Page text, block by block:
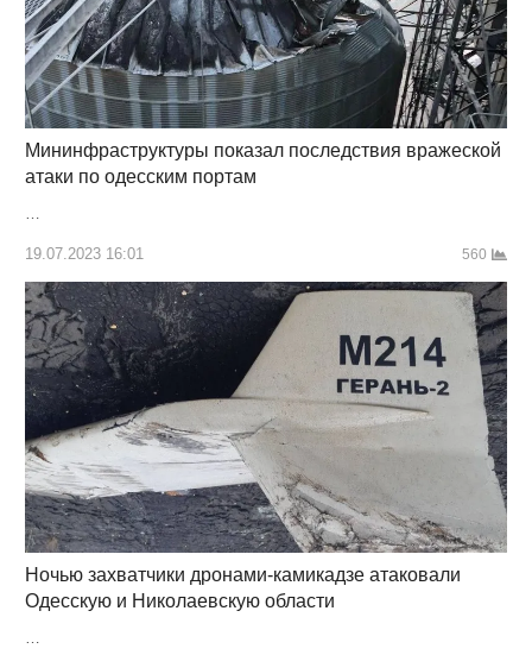
Мининфраструктуры показал последствия вражеской
атаки по одесским портам
…
19.07.2023 16:01 560
Ночью захватчики дронами-камикадзе атаковали
Одесскую и Николаевскую области
…